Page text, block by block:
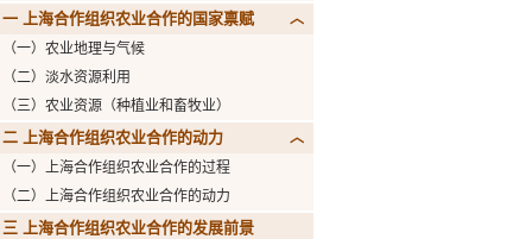
一 上海合作组织农业合作的国家禀赋
（一）农业地理与气候
（二）淡水资源利用
（三）农业资源（种植业和畜牧业）
二 上海合作组织农业合作的动力
（一）上海合作组织农业合作的过程
（二）上海合作组织农业合作的动力
三 上海合作组织农业合作的发展前景